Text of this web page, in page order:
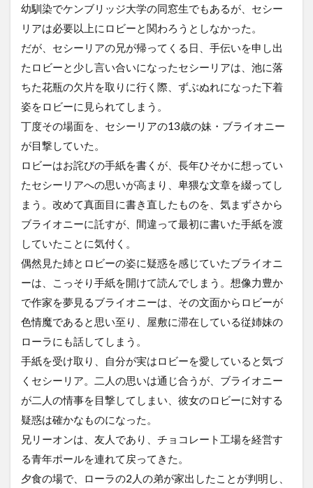
幼馴染でケンブリッジ大学の同窓生でもあるが、セシー
リアは必要以上にロビーと関わろうとしなかった。
だが、セシーリアの兄が帰ってくる日、手伝いを申し出
たロビーと少し言い合いになったセシーリアは、池に落
ちた花瓶の欠片を取りに行く際、ずぶぬれになった下着
姿をロビーに見られてしまう。
丁度その場面を、セシーリアの13歳の妹・ブライオニー
が目撃していた。
ロビーはお詫びの手紙を書くが、長年ひそかに想ってい
たセシーリアへの思いが高まり、卑猥な文章を綴ってし
まう。改めて真面目に書き直したものを、気まずさから
ブライオニーに託すが、間違って最初に書いた手紙を渡
していたことに気付く。
偶然見た姉とロビーの姿に疑惑を感じていたブライオニ
ーは、こっそり手紙を開けて読んでしまう。想像力豊か
で作家を夢見るブライオニーは、その文面からロビーが
色情魔であると思い至り、屋敷に滞在している従姉妹の
ローラにも話してしまう。
手紙を受け取り、自分が実はロビーを愛していると気づ
くセシーリア。二人の思いは通じ合うが、ブライオニー
が二人の情事を目撃してしまい、彼女のロビーに対する
疑惑は確かなものになった。
兄リーオンは、友人であり、チョコレート工場を経営す
る青年ポールを連れて戻ってきた。
夕食の場で、ローラの2人の弟が家出したことが判明し、